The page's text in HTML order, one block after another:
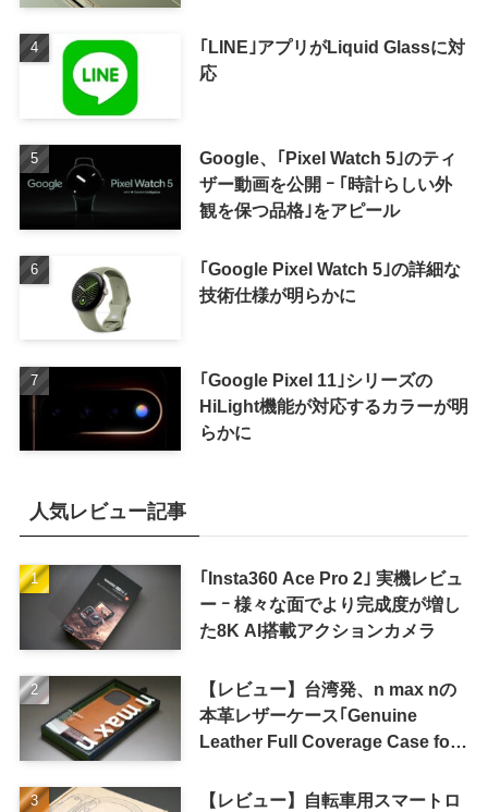
｢LINE｣アプリがLiquid Glassに対
応
Google、｢Pixel Watch 5｣のティ
ザー動画を公開 ｰ ｢時計らしい外
観を保つ品格｣をアピール
｢Google Pixel Watch 5｣の詳細な
技術仕様が明らかに
｢Google Pixel 11｣シリーズの
HiLight機能が対応するカラーが明
らかに
人気レビュー記事
｢Insta360 Ace Pro 2｣ 実機レビュ
ー ｰ 様々な面でより完成度が増し
た8K AI搭載アクションカメラ
【レビュー】台湾発、n max nの
本革レザーケース｢Genuine
Leather Full Coverage Case for
【レビュー】自転車用スマートロ